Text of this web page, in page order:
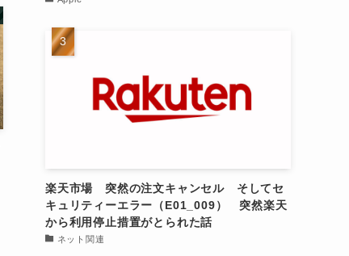
楽天市場 突然の注文キャンセル そしてセ
キュリティーエラー（E01_009） 突然楽天
から利用停止措置がとられた話
ネット関連